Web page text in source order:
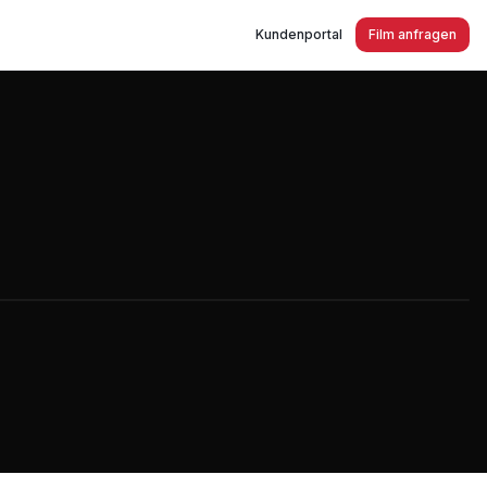
Kundenportal Film anfragen